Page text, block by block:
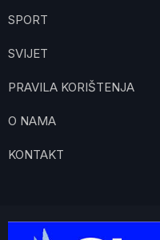
SPORT
SVIJET
PRAVILA KORIŠTENJA
O NAMA
KONTAKT